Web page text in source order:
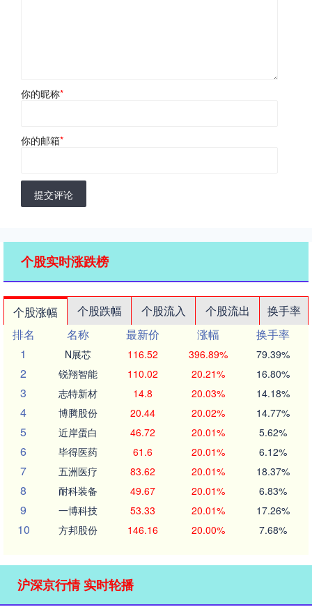
你的昵称*
你的邮箱*
提交评论
个股实时涨跌榜
个股涨幅 个股跌幅 个股流入 个股流出
换手率
排名
名称 最新价 涨幅
换手率
1
N展芯 116.52 396.89% 79.39%
2 锐翔智能 110.02 20.21% 16.80%
3 志特新材 14.8 20.03% 14.18%
4 博腾股份 20.44 20.02% 14.77%
5 近岸蛋白 46.72 20.01% 5.62%
6 毕得医药 61.6 20.01% 6.12%
7 五洲医疗 83.62 20.01% 18.37%
8 耐科装备 49.67 20.01% 6.83%
9 一博科技 53.33 20.01% 17.26%
10 方邦股份 146.16 20.00% 7.68%
沪深京行情 实时轮播